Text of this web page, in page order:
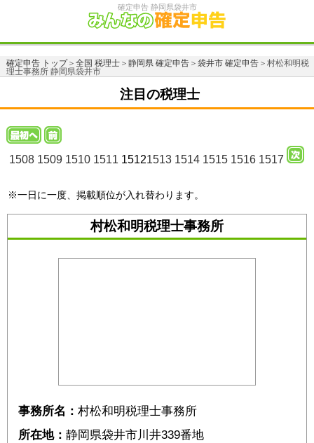
確定申告 静岡県袋井市
確定申告 トップ＞ 全国 税理士＞ 静岡県 確定申告＞ 袋井市 確定申告＞村松和明税
理士事務所 静岡県袋井市
注目の税理士
1508 1509 1510 1511 15121513 1514 1515 1516 1517
※一日に一度、掲載順位が入れ替わります。
村松和明税理士事務所
事務所名： 村松和明税理士事務所
所在地： 静岡県袋井市川井339番地